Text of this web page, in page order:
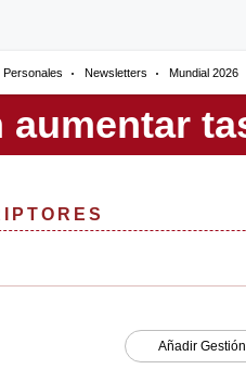
Newsletters Mundial 2026
Añadir Gestión